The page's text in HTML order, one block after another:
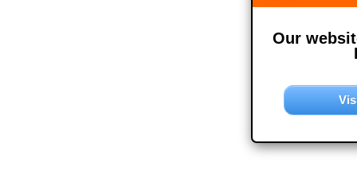
Our